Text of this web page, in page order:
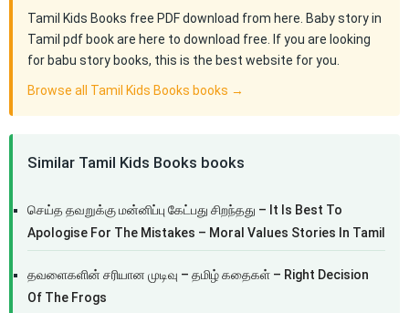
Tamil Kids Books free PDF download from here. Baby story in
Tamil pdf book are here to download free. If you are looking
for babu story books, this is the best website for you.
Browse all Tamil Kids Books books →
Similar Tamil Kids Books books
செய்த தவறுக்கு மன்னிப்பு கேட்பது சிறந்தது – It Is Best To
Apologise For The Mistakes – Moral Values Stories In Tamil
தவளைகளின் சரியான முடிவு – தமிழ் கதைகள் – Right Decision
Of The Frogs